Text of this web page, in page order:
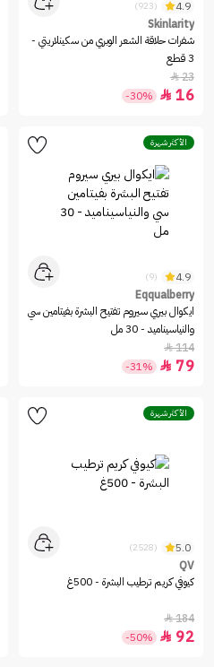
4.9
(923)
Skinlarity
شفرات حلاقة الشعر الوبري من سكينلاريتي -
3 قطع
23

16

-30%
الأكثر شهرة
4.9
(9)
Eqqualberry
ايكوال بيري سيروم تفتيح البشرة بفيتامين سي
والنياسيناميد - 30 مل
114

79

-31%
الأكثر شهرة
5.0
(2528)
QV
كيوفي كريم ترطيب البشرة - 500غ
184

92

-50%